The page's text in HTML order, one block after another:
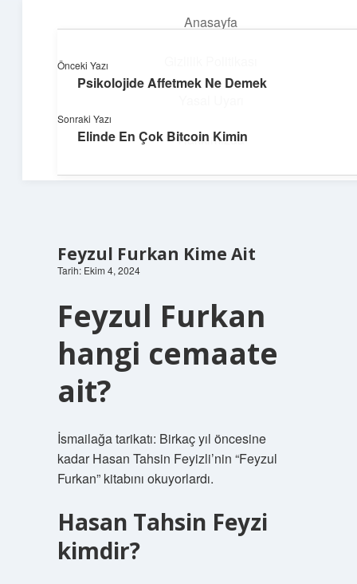
Anasayfa
Hakkımızda
Parlak Fikir Dünyası
Işıltılı önerilerle hayatını canlandır!
Feyzul Furkan Kime Ait
Tarih: Ekim 4, 2024
Feyzul Furkan
hangi cemaate
ait?
İsmailağa tarikatı: Birkaç yıl öncesine
kadar Hasan Tahsin Feyizli’nin “Feyzul
Furkan” kitabını okuyorlardı.
Hasan Tahsin Feyzi
kimdir?
Önceki Yazı
Psikolojide Affetmek Ne Demek
Sonraki Yazı
Elinde En Çok Bitcoin Kimin